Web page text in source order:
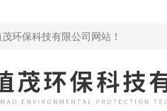
环保科技有限公司网站！